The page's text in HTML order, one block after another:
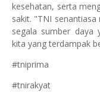
kesehatan, serta
sakit. "TNI
segala sumber daya
kita yang terdampak
#tniprima
#tnirakyat